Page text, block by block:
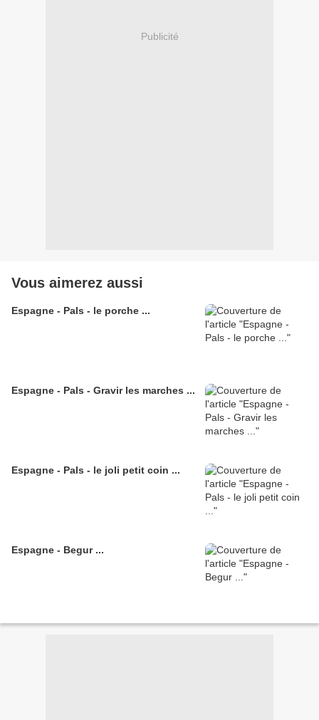
Publicité
Vous aimerez aussi
Espagne - Pals - le porche ...
Espagne - Pals - Gravir les marches ...
Espagne - Pals - le joli petit coin ...
Espagne - Begur ...